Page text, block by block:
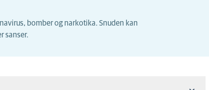
bomber og narkotika. Snuden kan
sanser.